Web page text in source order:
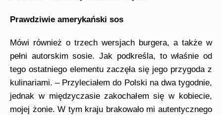
Prawdziwie amerykański sos
Mówi również o trzech wersjach burgera, a także w
pełni autorskim sosie. Jak podkreśla, to właśnie od
tego ostatniego elementu zaczęła się jego przygoda z
kulinariami.– Przyleciałem do Polski na dwa tygodnie,
jednak w międzyczasie zakochałem się w kobiecie,
mojej żonie.W tym kraju brakowało mi autentycznego